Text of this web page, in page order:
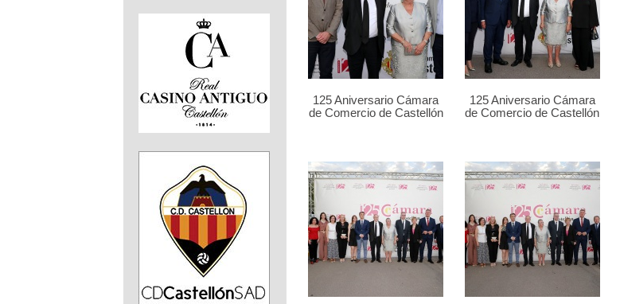
125 Aniversario Cámara
de Comercio de Castellón
125 Aniversario Cámara
de Comercio de Castellón